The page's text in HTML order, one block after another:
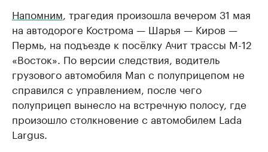
Напомним, трагедия произошла вечером 31 мая
на автодороге Кострома — Шарья — Киров —
Пермь, на подъезде к посёлку Ачит трассы М-12
«Восток». По версии следствия, водитель
грузового автомобиля Man с полуприцепом не
справился с управлением, после чего
полуприцеп вынесло на встречную полосу, где
произошло столкновение с автомобилем Lada
Largus.